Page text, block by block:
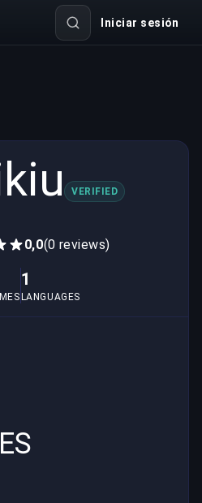
Iniciar sesión
VERIFIED
0,0(0 reviews)
1
LANGUAGES